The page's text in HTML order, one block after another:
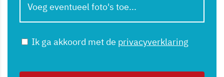
Voeg eventueel foto's toe...
Ik ga akkoord met de privacyverklaring